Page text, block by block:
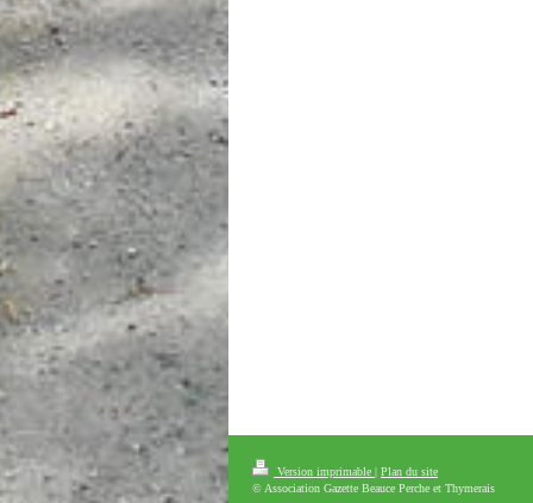
Version imprimable | Plan du site
© Association Gazette Beauce Perche et Thymerais